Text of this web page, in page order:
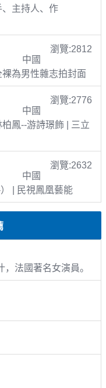
主持人、作
瀏覽:2812
中國
為男性雜志拍封面
瀏覽:2776
中國
鳳--游詩璟飾 | 三立
瀏覽:2632
中國
| 民視鳳凰藝能
法國著名女演員。